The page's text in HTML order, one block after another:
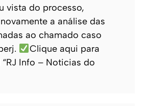
vista do processo,
a análise das
ao chamado caso
Clique aqui para
Info – Noticias do